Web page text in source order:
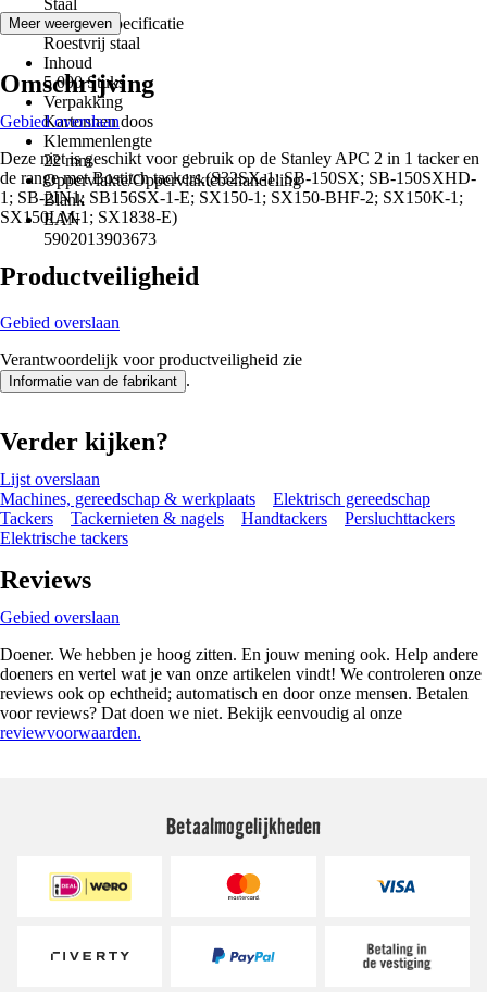
Staal
Materiaalspecificatie
Roestvrij staal
Inhoud
5.000 Stuks
Verpakking
Kartonnen doos
Klemmenlengte
22 mm
Oppervlakte/Oppervlaktebehandeling
Blank
EAN
5902013903673
Meer weergeven
Omschrijving
Gebied overslaan
Deze niet is geschikt voor gebruik op de Stanley APC 2 in 1 tacker en
de range met Bostitch tackers.(S32SX-1; SB-150SX; SB-150SXHD-
1; SB-2IN1; SB156SX-1-E; SX150-1; SX150-BHF-2; SX150K-1;
SX150LM-1; SX1838-E)
Productveiligheid
Gebied overslaan
Verantwoordelijk voor productveiligheid zie
Informatie van de fabrikant .
Verder kijken?
Lijst overslaan
Machines, gereedschap & werkplaats
Elektrisch gereedschap
Tackers
Tackernieten & nagels Handtackers
Persluchttackers
Elektrische tackers
Reviews
Gebied overslaan
Doener. We hebben je hoog zitten. En jouw mening ook. Help andere
doeners en vertel wat je van onze artikelen vindt! We controleren onze
reviews ook op echtheid; automatisch en door onze mensen. Betalen
voor reviews? Dat doen we niet. Bekijk eenvoudig al onze
reviewvoorwaarden.
Betaalmogelijkheden